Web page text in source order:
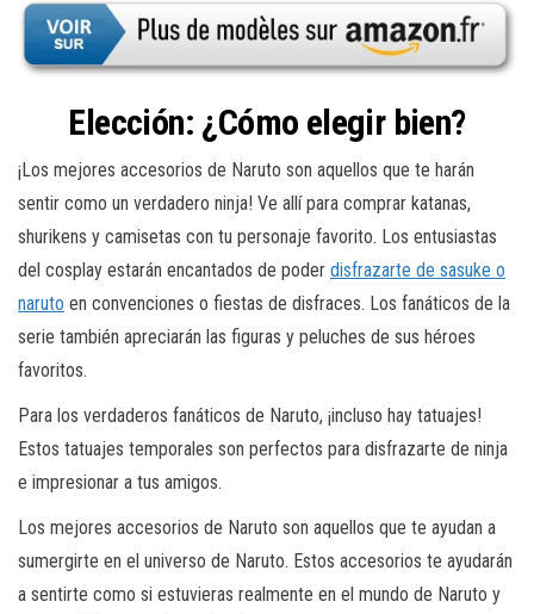
Elección: ¿Cómo elegir bien?
¡Los mejores accesorios de Naruto son aquellos que te harán
sentir como un verdadero ninja! Ve allí para comprar katanas,
shurikens y camisetas con tu personaje favorito. Los entusiastas
del cosplay estarán encantados de poder disfrazarte de sasuke o
naruto en convenciones o fiestas de disfraces. Los fanáticos de la
serie también apreciarán las figuras y peluches de sus héroes
favoritos.
Para los verdaderos fanáticos de Naruto, ¡incluso hay tatuajes!
Estos tatuajes temporales son perfectos para disfrazarte de ninja
e impresionar a tus amigos.
Los mejores accesorios de Naruto son aquellos que te ayudan a
sumergirte en el universo de Naruto. Estos accesorios te ayudarán
a sentirte como si estuvieras realmente en el mundo de Naruto y